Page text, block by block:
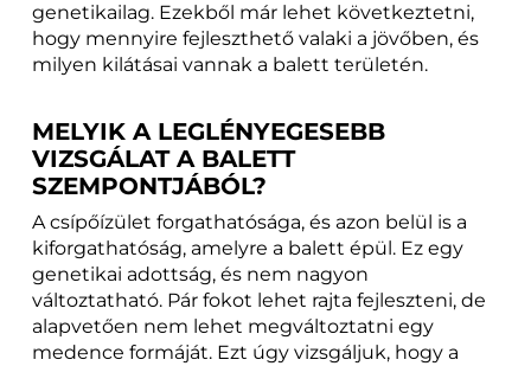
genetikailag. Ezekből már lehet következtetni,
hogy mennyire fejleszthető valaki a jövőben, és
milyen kilátásai vannak a balett területén.
MELYIK A LEGLÉNYEGESEBB
VIZSGÁLAT A BALETT
SZEMPONTJÁBÓL?
A csípőízület forgathatósága, és azon belül is a
kiforgathatóság, amelyre a balett épül. Ez egy
genetikai adottság, és nem nagyon
változtatható. Pár fokot lehet rajta fejleszteni, de
alapvetően nem lehet megváltoztatni egy
medence formáját. Ezt úgy vizsgáljuk, hogy a